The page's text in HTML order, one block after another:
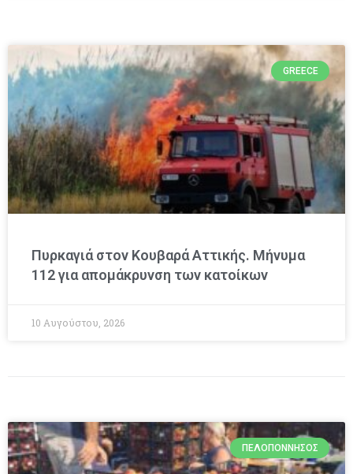
GREECE
Πυρκαγιά στον Κουβαρά Αττικής. Μήνυμα
112 για απομάκρυνση των κατοίκων
10 Αυγούστου, 2026
ΠΕΛΟΠΌΝΝΗΣΟΣ